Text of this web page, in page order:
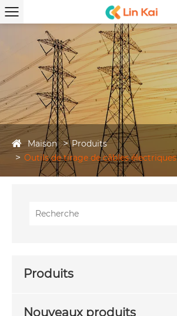
Maison
Produits
Outils de tirage de câbles électriques
Produits
Nouveaux produits